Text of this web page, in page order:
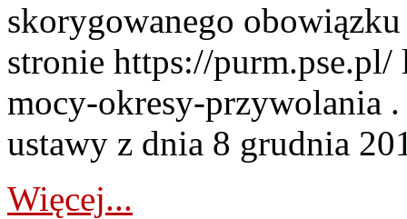
skorygowanego
stronie https://
mocy-okresy-przywolania
ustawy z dnia 8 grudnia
Więcej...